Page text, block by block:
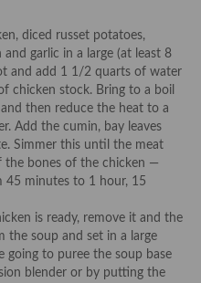
diced russet potatoes,
garlic in a large (at least 8
and add 1 1/2 quarts of water
chicken stock. Bring to a boil
then reduce the heat to a
Add the cumin, bay leaves
Simmer this until the meat
the bones of the chicken —
45 minutes to 1 hour, 15
is ready, remove it and the
the soup and set in a large
going to puree the soup base
blender or by putting the